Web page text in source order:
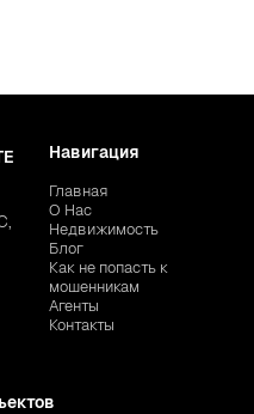
Навигация
Главная
О Нас
Недвижимость
Блог
Как не попасть к
мошенникам
Агенты
Контакты